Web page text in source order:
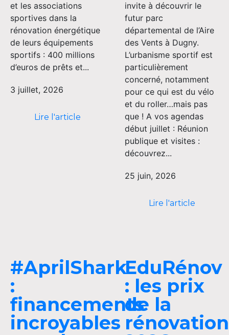
et les associations
sportives dans la
rénovation énergétique
de leurs équipements
sportifs : 400 millions
d’euros de prêts et...
3 juillet, 2026
Lire l'article
invite à découvrir le
futur parc
départemental de l’Aire
des Vents à Dugny.
L’urbanisme sportif est
particulièrement
concerné, notamment
pour ce qui est du vélo
et du roller…mais pas
que ! A vos agendas
début juillet : Réunion
publique et visites :
découvrez...
25 juin, 2026
Lire l'article
#AprilShark
:
financements
incroyables
EduRénov
: les prix
de la
rénovation